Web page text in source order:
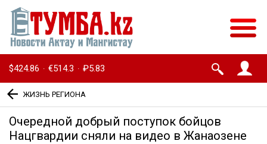
$424.86 · €514.3 · ₽5.83
ЖИЗНЬ РЕГИОНА
Очередной добрый поступок бойцов
Нацгвардии сняли на видео в Жанаозене